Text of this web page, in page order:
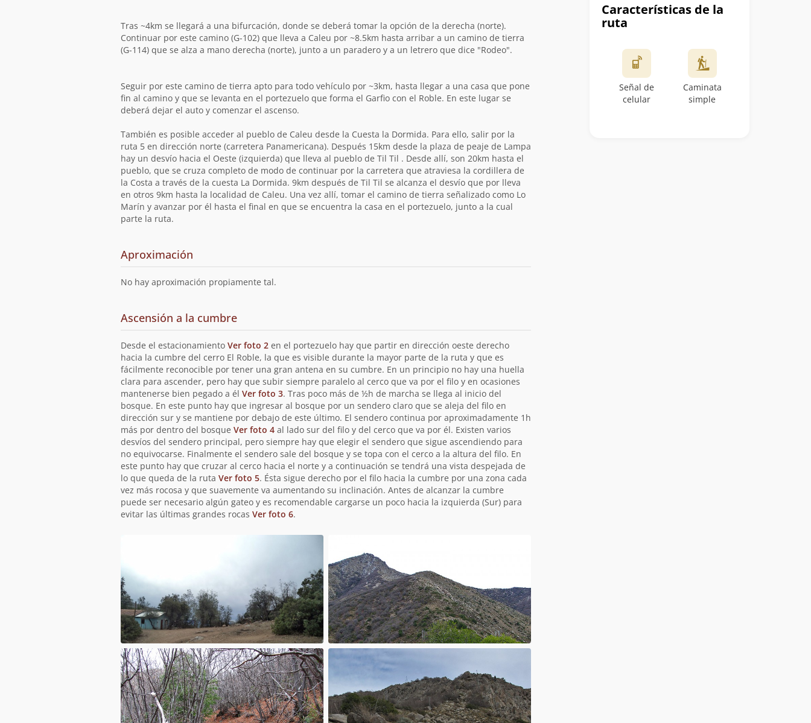
Características de la
ruta
Señal de
celular
Caminata
simple
Tras ~4km se llegará a una bifurcación, donde se deberá tomar la opción de la derecha (norte).
Continuar por este camino (G-102) que lleva a Caleu por ~8.5km hasta arribar a un camino de tierra
(G-114) que se alza a mano derecha (norte), junto a un paradero y a un letrero que dice "Rodeo".
Seguir por este camino de tierra apto para todo vehículo por ~3km, hasta llegar a una casa que pone
fin al camino y que se levanta en el portezuelo que forma el Garfio con el Roble. En este lugar se
deberá dejar el auto y comenzar el ascenso.
También es posible acceder al pueblo de Caleu desde la Cuesta la Dormida. Para ello, salir por la
ruta 5 en dirección norte (carretera Panamericana). Después 15km desde la plaza de peaje de Lampa
hay un desvío hacia el Oeste (izquierda) que lleva al pueblo de Til Til . Desde allí, son 20km hasta el
pueblo, que se cruza completo de modo de continuar por la carretera que atraviesa la cordillera de
la Costa a través de la cuesta La Dormida. 9km después de Til Til se alcanza el desvío que por lleva
en otros 9km hasta la localidad de Caleu. Una vez allí, tomar el camino de tierra señalizado como Lo
Marín y avanzar por él hasta el final en que se encuentra la casa en el portezuelo, junto a la cual
parte la ruta.
Aproximación
No hay aproximación propiamente tal.
Ascensión a la cumbre
Desde el estacionamiento Ver foto 2en el portezuelo hay que partir en dirección oeste derecho
hacia la cumbre del cerro El Roble, la que es visible durante la mayor parte de la ruta y que es
fácilmente reconocible por tener una gran antena en su cumbre. En un principio no hay una huella
clara para ascender, pero hay que subir siempre paralelo al cerco que va por el filo y en ocasiones
mantenerse bien pegado a él Ver foto 3. Tras poco más de ½h de marcha se llega al inicio del
bosque. En este punto hay que ingresar al bosque por un sendero claro que se aleja del filo en
dirección sur y se mantiene por debajo de este último. El sendero continua por aproximadamente 1h
más por dentro del bosque Ver foto 4al lado sur del filo y del cerco que va por él. Existen varios
desvíos del sendero principal, pero siempre hay que elegir el sendero que sigue ascendiendo para
no equivocarse. Finalmente el sendero sale del bosque y se topa con el cerco a la altura del filo. En
este punto hay que cruzar al cerco hacia el norte y a continuación se tendrá una vista despejada de
lo que queda de la ruta Ver foto 5. Ésta sigue derecho por el filo hacia la cumbre por una zona cada
vez más rocosa y que suavemente va aumentando su inclinación. Antes de alcanzar la cumbre
puede ser necesario algún gateo y es recomendable cargarse un poco hacia la izquierda (Sur) para
evitar las últimas grandes rocas Ver foto 6.